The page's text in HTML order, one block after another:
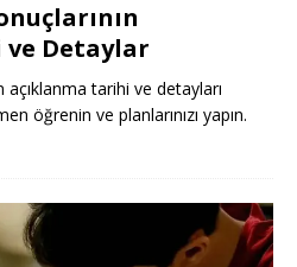
ve Detaylar
açıklanma tarihi ve detayları
öğrenin ve planlarınızı yapın.